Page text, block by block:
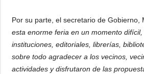
Por su parte, el secretario de Gobierno,
esta enorme feria en un momento
instituciones, editoriales, librerías,
sobre todo agradecer a los vecinos,
actividades y disfrutaron de las